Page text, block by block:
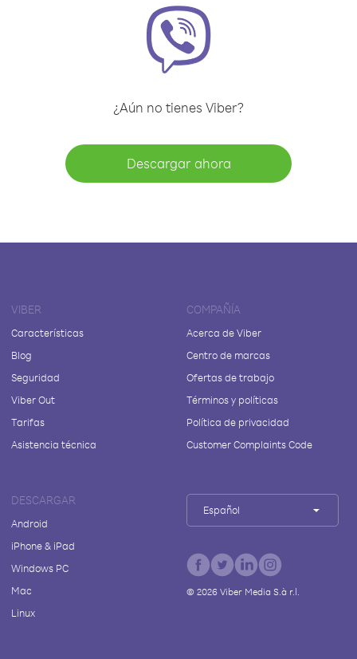
¿Aún no tienes Viber?
Descargar ahora
VIBER
Características
Blog
Seguridad
Viber Out
Tarifas
Asistencia técnica
COMPAÑÍA
Acerca de Viber
Centro de marcas
Ofertas de trabajo
Términos y políticas
Política de privacidad
Customer Complaints Code
DESCARGAR
Android
iPhone & iPad
Windows PC
Mac
Linux
Español
© 2026Viber Media S.à r.l.